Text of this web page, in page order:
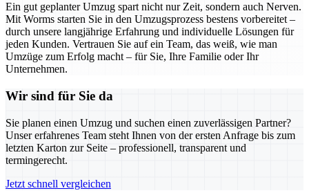
Ein gut geplanter Umzug spart nicht nur Zeit, sondern auch Nerven.
Mit Worms starten Sie in den Umzugsprozess bestens vorbereitet –
durch unsere langjährige Erfahrung und individuelle Lösungen für
jeden Kunden. Vertrauen Sie auf ein Team, das weiß, wie man
Umzüge zum Erfolg macht – für Sie, Ihre Familie oder Ihr
Unternehmen.
Wir sind für Sie da
Sie planen einen Umzug und suchen einen zuverlässigen Partner?
Unser erfahrenes Team steht Ihnen von der ersten Anfrage bis zum
letzten Karton zur Seite – professionell, transparent und
termingerecht.
Jetzt schnell vergleichen